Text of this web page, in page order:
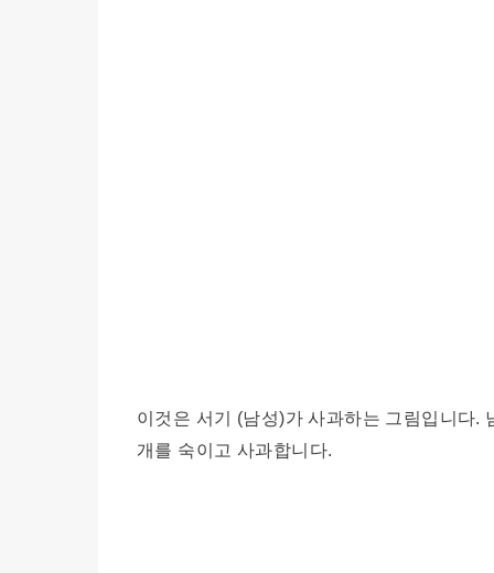
이것은 서기 (남성)가 사과하는 그림입니다.
개를 숙이고 사과합니다.